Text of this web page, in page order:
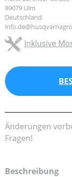
89079 Ulm
Deutschland
Inklusive
Änderungen
Fragen!
Beschreibung